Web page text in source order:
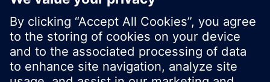
© Siemens Schweiz AG 2017